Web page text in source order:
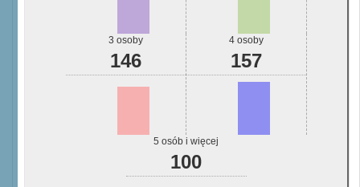
3 osoby
146
4 osoby
157
5 osób i więcej
100